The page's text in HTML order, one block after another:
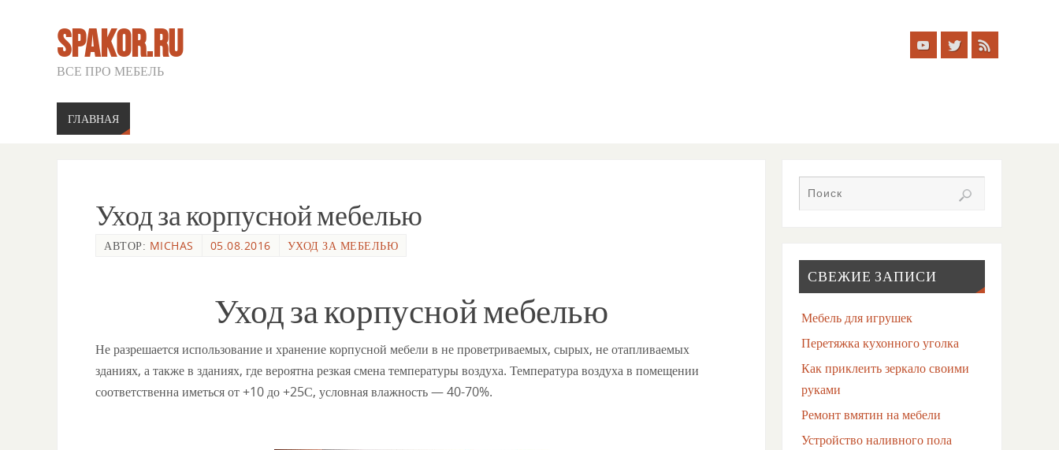
SPAKOR.RU
ВСЕ ПРО МЕБЕЛЬ
ГЛАВНАЯ
Уход за корпусной мебелью
АВТОР: MICHAS 05.08.2016 УХОД ЗА МЕБЕЛЬЮ
Уход за корпусной мебелью
Не разрешается использование и хранение корпусной мебели в не проветриваемых, сырых, не отапливаемых
зданиях, а также в зданиях, где вероятна резкая смена температуры воздуха. Температура воздуха в помещении
соответственна иметься от +10 до +25С, условная влажность — 40-70%.
СВЕЖИЕ ЗАПИСИ
Мебель для игрушек
Перетяжка кухонного уголка
Как приклеить зеркало своими
руками
Ремонт вмятин на мебели
Устройство наливного пола